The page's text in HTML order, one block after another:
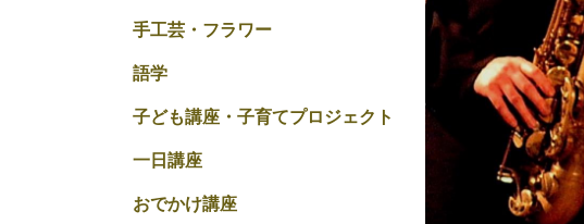
手工芸・フラワー
語学
子ども講座・子育てプロジェクト
一日講座
おでかけ講座